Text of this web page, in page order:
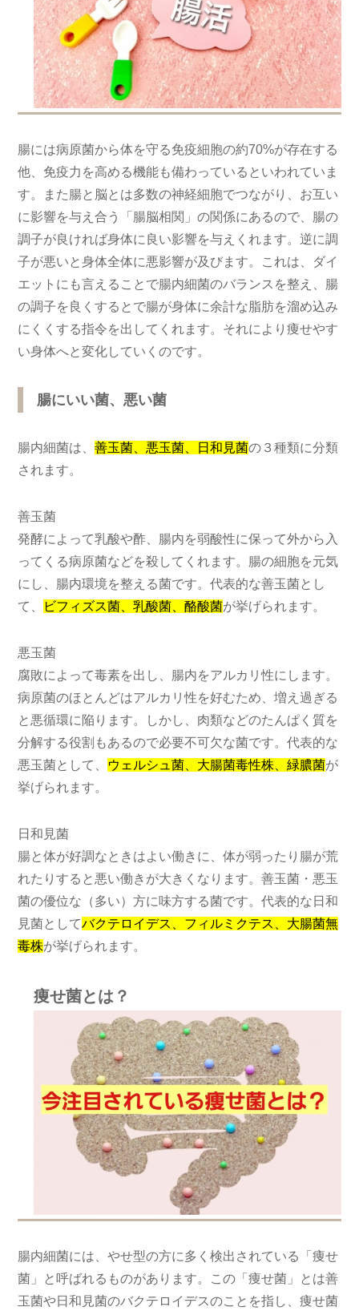
腸には病原菌から体を守る免疫細胞の約70%が存在する
他、免疫力を高める機能も備わっているといわれていま
す。また腸と脳とは多数の神経細胞でつながり、お互い
に影響を与え合う「腸脳相関」の関係にあるので、腸の
調子が良ければ身体に良い影響を与えくれます。逆に調
子が悪いと身体全体に悪影響が及びます。これは、ダイ
エットにも言えることで腸内細菌のバランスを整え、腸
の調子を良くするとで腸が身体に余計な脂肪を溜め込み
にくくする指令を出してくれます。それにより痩せやす
い身体へと変化していくのです。
腸にいい菌、悪い菌
腸内細菌は、善玉菌、悪玉菌、日和見菌の３種類に分類
されます。
善玉菌
発酵によって乳酸や酢、腸内を弱酸性に保って外から入
ってくる病原菌などを殺してくれます。腸の細胞を元気
にし、腸内環境を整える菌です。代表的な善玉菌とし
て、
ビフィズス菌、乳酸菌、酪酸菌が挙げられます。
悪玉菌
腐敗によって毒素を出し、腸内をアルカリ性にします。
病原菌のほとんどはアルカリ性を好むため、増え過ぎる
と悪循環に陥ります。しかし、肉類などのたんぱく質を
分解する役割もあるので必要不可欠な菌です。代表的な
悪玉菌として、 ウェルシュ菌、大腸菌毒性株、緑膿菌が
挙げられます。
日和見菌
腸と体が好調なときはよい働きに、体が弱ったり腸が荒
れたりすると悪い働きが大きくなります。善玉菌・悪玉
菌の優位な（多い）方に味方する菌です。代表的な日和
見菌としてバクテロイデス、フィルミクテス、大腸菌無
毒株が挙げられます。
痩せ菌とは？
腸内細菌には、やせ型の方に多く検出されている「痩せ
菌」と呼ばれるものがあります。この「痩せ菌」とは善
玉菌や日和見菌のバクテロイデスのことを指し、痩せ菌